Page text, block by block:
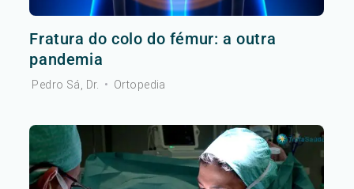
Fratura do colo do fémur: a outra
pandemia
Pedro Sá, Dr. • Ortopedia